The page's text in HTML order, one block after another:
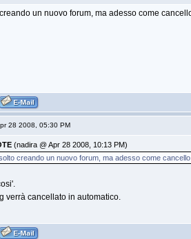
un nuovo forum, ma adesso come
28 2008, 05:30 PM
(nadira @ Apr 28 2008, 10:13 PM)
creando un nuovo forum, ma adesso come
verrà cancellato in automatico.